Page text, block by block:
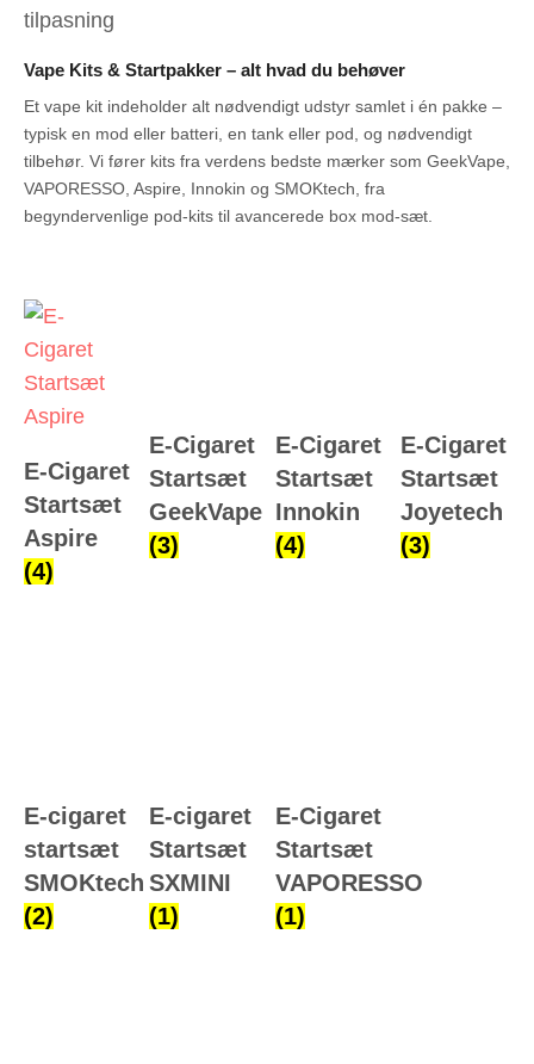
tilpasning
Vape Kits & Startpakker – alt hvad du behøver
Et vape kit indeholder alt nødvendigt udstyr samlet i én pakke –
typisk en mod eller batteri, en tank eller pod, og nødvendigt
tilbehør. Vi fører kits fra verdens bedste mærker som GeekVape,
VAPORESSO, Aspire, Innokin og SMOKtech, fra
begyndervenlige pod-kits til avancerede box mod-sæt.
E-Cigaret
Startsæt
Aspire
(4)
E-Cigaret
Startsæt
GeekVape
(3)
E-Cigaret
Startsæt
Innokin
(4)
E-Cigaret
Startsæt
Joyetech
(3)
E-cigaret
startsæt
SMOKtech
(2)
E-cigaret
Startsæt
SXMINI
(1)
E-Cigaret
Startsæt
VAPORESSO
(1)